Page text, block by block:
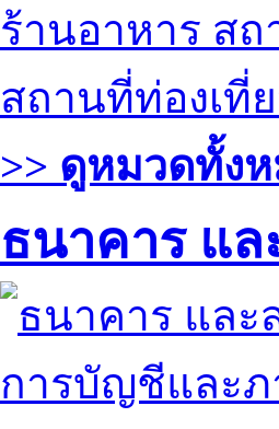
ร้านอาหาร สถ
สถานที่ท่องเที่
>> ดูหมวดทั้ง
ธนาคาร แล
การบัญชีและภ